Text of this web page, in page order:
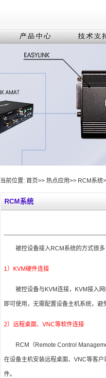
当前位置: 首页>> 热点应用>> RCM系统
RCM系统
被控设备接入RCM系统的方式很
1）KVM硬件连接
被控设备与KVM连接，KVM接入
即可使用，无需配置设备主机系统，
2）远程桌面、VNC等软件连接
RCM（Remote Control
在设备主机安装远程桌面、VNC等客
件。